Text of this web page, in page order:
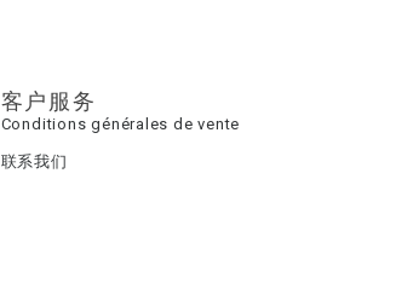
客户服务
Conditions générales de vente
联系我们